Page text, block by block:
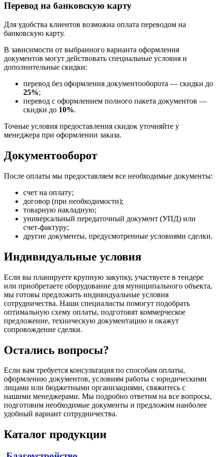
Перевод на банковскую карту
Для удобства клиентов возможна оплата переводом на
банковскую карту.
В зависимости от выбранного варианта оформления
документов могут действовать специальные условия и
дополнительные скидки:
перевод без оформления документооборота — скидки до
25%;
перевод с оформлением полного пакета документов —
скидки до 10%.
Точные условия предоставления скидок уточняйте у
менеджера при оформлении заказа.
Документооборот
После оплаты мы предоставляем все необходимые документы:
счет на оплату;
договор (при необходимости);
товарную накладную;
универсальный передаточный документ (УПД) или
счет-фактуру;
другие документы, предусмотренные условиями сделки.
Индивидуальные условия
Если вы планируете крупную закупку, участвуете в тендере
или приобретаете оборудование для муниципального объекта,
мы готовы предложить индивидуальные условия
сотрудничества. Наши специалисты помогут подобрать
оптимальную схему оплаты, подготовят коммерческое
предложение, техническую документацию и окажут
сопровождение сделки.
Остались вопросы?
Если вам требуется консультация по способам оплаты,
оформлению документов, условиям работы с юридическими
лицами или бюджетными организациями, свяжитесь с
нашими менеджерами. Мы подробно ответим на все вопросы,
подготовим необходимые документы и предложим наиболее
удобный вариант сотрудничества.
Каталог продукции